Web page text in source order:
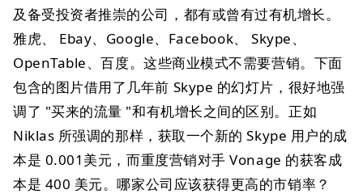
及备受投资者推崇的公司，都有或曾有过有机增长。
雅虎、 Ebay、Google、Facebook、 Skype、
OpenTable、百度。这些商业模式不需要营销。下面
包含的图片借用了几年前 Skype 的幻灯片，很好地强
调了 "买来的流量 "和有机增长之间的区别。正如
Niklas 所强调的那样，获取一个新的 Skype 用户的成
本是 0.001美元，而重度营销对手 Vonage 的获客成
本是 400 美元。哪家公司应该获得更高的市销率？